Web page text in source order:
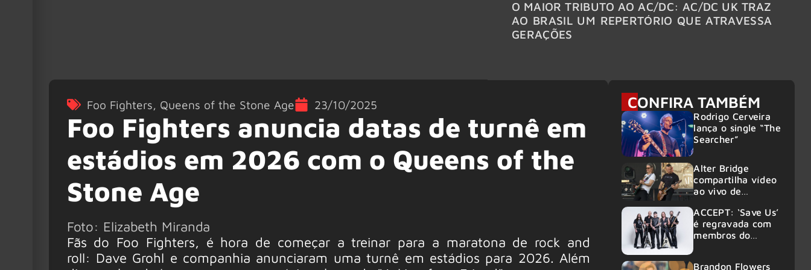
O MAIOR TRIBUTO AO AC/DC: AC/DC UK TRAZ
AO BRASIL UM REPERTÓRIO QUE ATRAVESSA
GERAÇÕES
Foo Fighters, Queens of the Stone Age 23/10/2025
Foo Fighters anuncia datas de turnê em
estádios em 2026 com o Queens of the
Stone Age
Foto: Elizabeth Miranda
Fãs do Foo Fighters, é hora de começar a treinar para a maratona de rock and
roll: Dave Grohl e companhia anunciaram uma turnê em estádios para 2026. Além
CONFIRA TAMBÉM
Rodrigo Cerveira
lança o single “The
Searcher”
Alter Bridge
compartilha vídeo
ao vivo de
no Rock am Ring
2026
ACCEPT: ‘Save Us’
é regravada com
membros do
Brandon Flowers